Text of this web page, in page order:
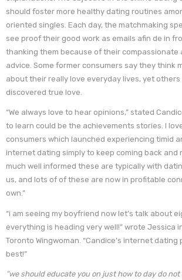
should foster more healthy dating routines
oriented singles. Each day, the matchmaking
see proof their good work as emails afin de in
thanking them because of their compassionate
advice. Some former consumers say they think
about their really love everyday lives, yet
discovered true love.
“We always love to hear opinions,” stated
to learn could be the achievements stories. I
consumers which launched experiencing timid
internet dating simply to keep coming back and
much well informed these are typically with
us, and lots of of these are now in profitable
own.”
“i am seeing my boyfriend now let’s talk about
everything is heading very well!” wrote Jessica
Toronto Wingwoman. “Candice’s internet dating
best!”
“we should educate you on just how to day do